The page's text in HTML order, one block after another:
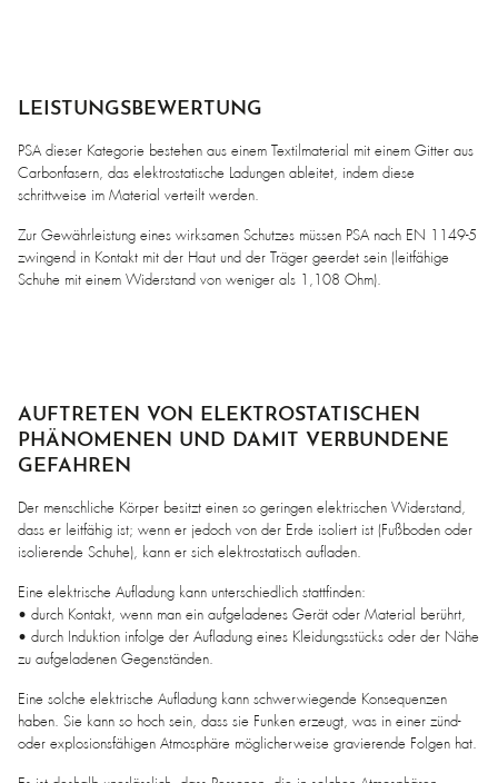
LEISTUNGSBEWERTUNG
PSA dieser Kategorie bestehen aus einem Textilmaterial mit einem Gitter aus
Carbonfasern, das elektrostatische Ladungen ableitet, indem diese
schrittweise im Material verteilt werden.
Zur Gewährleistung eines wirksamen Schutzes müssen PSA nach EN 1149-5
zwingend in Kontakt mit der Haut und der Träger geerdet sein (leitfähige
Schuhe mit einem Widerstand von weniger als 1,108 Ohm).
AUFTRETEN VON ELEKTROSTATISCHEN
PHÄNOMENEN UND DAMIT VERBUNDENE
GEFAHREN
Der menschliche Körper besitzt einen so geringen elektrischen Widerstand,
dass er leitfähig ist; wenn er jedoch von der Erde isoliert ist (Fußboden oder
isolierende Schuhe), kann er sich elektrostatisch aufladen.
Eine elektrische Aufladung kann unterschiedlich stattfinden:
• durch Kontakt, wenn man ein aufgeladenes Gerät oder Material berührt,
• durch Induktion infolge der Aufladung eines Kleidungsstücks oder der Nähe
zu aufgeladenen Gegenständen.
Eine solche elektrische Aufladung kann schwerwiegende Konsequenzen
haben. Sie kann so hoch sein, dass sie Funken erzeugt, was in einer zünd-
oder explosionsfähigen Atmosphäre möglicherweise gravierende Folgen hat.